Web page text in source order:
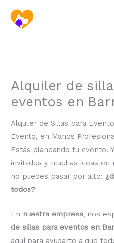
contenido
Alquiler de
eventos en
Alquiler de Sillas para
Evento, en Manos
Estás planeando tu evento.
invitados y muchas ideas
no puedes pasar por alto:
todos?
En nuestra empresa, nos
de sillas para eventos en
aquí para ayudarte a que